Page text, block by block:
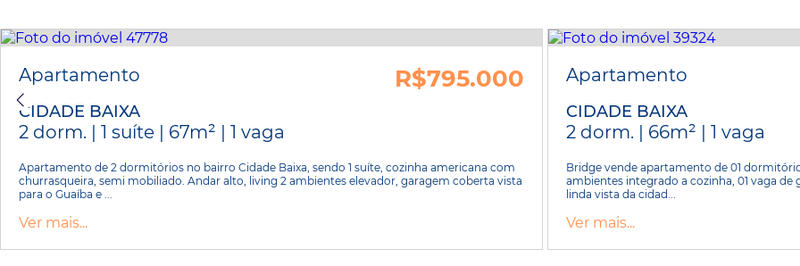
Apartamento R$795.000
CIDADE BAIXA
2 dorm. | 1 suíte | 67m² | 1 vaga
Apartamento de 2 dormitórios no bairro Cidade Baixa, sendo 1 suíte, cozinha americana com
churrasqueira, semi mobiliado. Andar alto, living 2 ambientes elevador, garagem coberta vista
para o Guaíba e ...
Ver mais...
Apartamento
CIDADE BAIXA
2 dorm. | 66m² | 1 vaga
Bridge vende apartamento de 01
ambientes integrado a cozinha, 01 vaga
linda vista da cidad...
Ver mais...